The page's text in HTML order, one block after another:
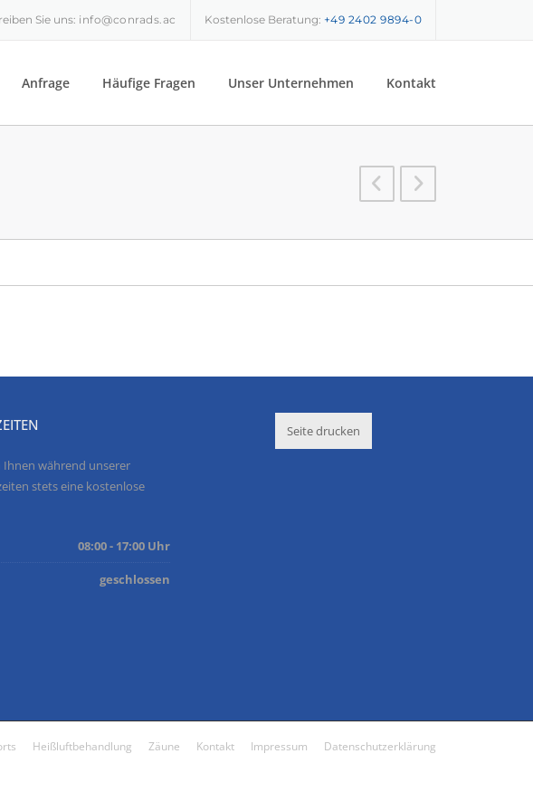
Kostenlose Beratung: +49 2402 9894-0
Sie uns: info@conrads.ac
Anfrage Häufige Fragen Unser Unternehmen Kontakt
Ihnen während unserer
stets eine kostenlose
08:00 - 17:00 Uhr
geschlossen
Seite drucken
Heißluftbehandlung Zäune Kontakt Impressum Datenschutzerklärung